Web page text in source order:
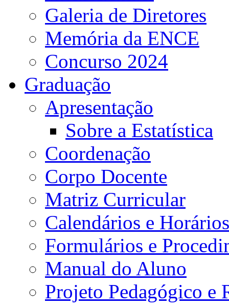
Galeria de Diretores
Memória da ENCE
Concurso 2024
Graduação
Apresentação
Sobre a Estatística
Coordenação
Corpo Docente
Matriz Curricular
Calendários e Horários
Formulários e
Manual do Aluno
Projeto Pedagógico e